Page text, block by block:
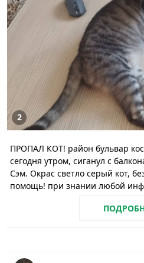
2
ПРОПАЛ КОТ! район бульвар
сегодня утром, сиганул с
Сэм. Окрас светло серый кот,
помощь! при знании любой